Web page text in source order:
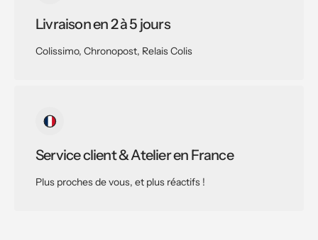
Livraison en 2 à 5 jours
Colissimo, Chronopost, Relais Colis
Service client & Atelier en France
Plus proches de vous, et plus réactifs !